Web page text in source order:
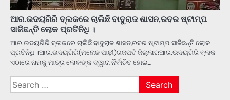
ଆର.ଉଦୟଗିରି ବ୍ଲକରେ ଚାଲିଛି ବାବୁରାଜ ଶାସନ,ରବର ଷ୍ଟାମ୍ପ
ସାଜିଛନ୍ତି ଲୋକ ପ୍ରତିନିଧି ।
ଆର.ଉଦୟଗିରି ବ୍ଲକରେ ଚାଲିଛି ବାବୁରାଜ ଶାସନ,ରବର ଷ୍ଟାମ୍ପ ସାଜିଛନ୍ତି ଲୋକ
ପ୍ରତିନିଧି ।ଆର.ଉଦୟଗିରି(ମନୋଜ ପାଢ଼ୀ)ଗଜପତି ଜିଲ୍ଲାରଆର.ଉଦୟଗିରି ବ୍ଲକ
ଏଠାରେ ନାମକୁ ମାତ୍ର ଲୋକଙ୍କ ଦ୍ୱାରା ନିର୍ବାଚିତ ହୋଇ…
Search
for: